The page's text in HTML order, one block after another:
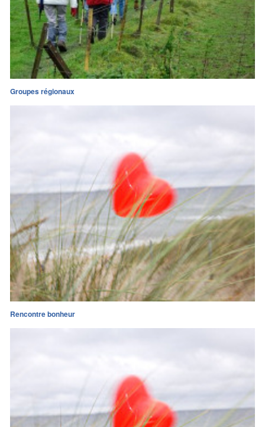
Groupes régionaux
Rencontre bonheur